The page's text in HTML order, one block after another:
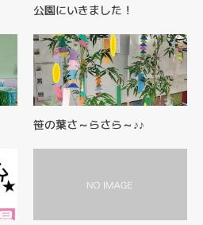
公園にいきました！
笹の葉さ～らさら～♪♪